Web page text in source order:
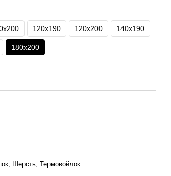
120х190 120х200 140х190
180х200
Шерсть, Термовойлок